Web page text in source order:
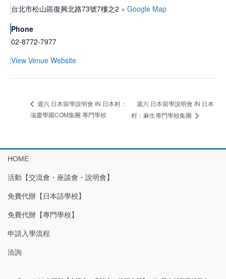
台北市松山區復興北路73號7樓之2 + Google Map
Phone
02-8772-7977
View Venue Website
週六 日本留學說明會 IN 日本村：
滋慶學園COM集團 專門學校
週六 日本留學說明會 IN 日本
村：麻生專門學校集團
HOME
活動【交流會・座談會・說明會】
免費代辦【日本語學校】
免費代辦【專門學校】
申請入學流程
洽詢